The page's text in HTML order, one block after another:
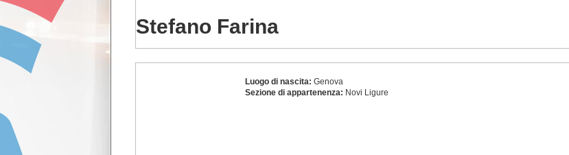
Stefano Farina
FarinaLuogo di nascita: Genova
Sezione di appartenenza: Novi Ligure